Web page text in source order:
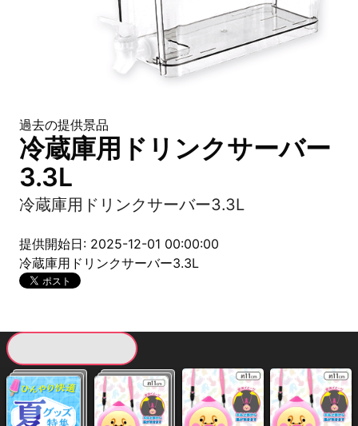
過去の提供景品
冷蔵庫用ドリンクサーバー
3.3L
冷蔵庫用ドリンクサーバー3.3L
提供開始日: 2025-12-01 00:00:00
冷蔵庫用ドリンクサーバー3.3L